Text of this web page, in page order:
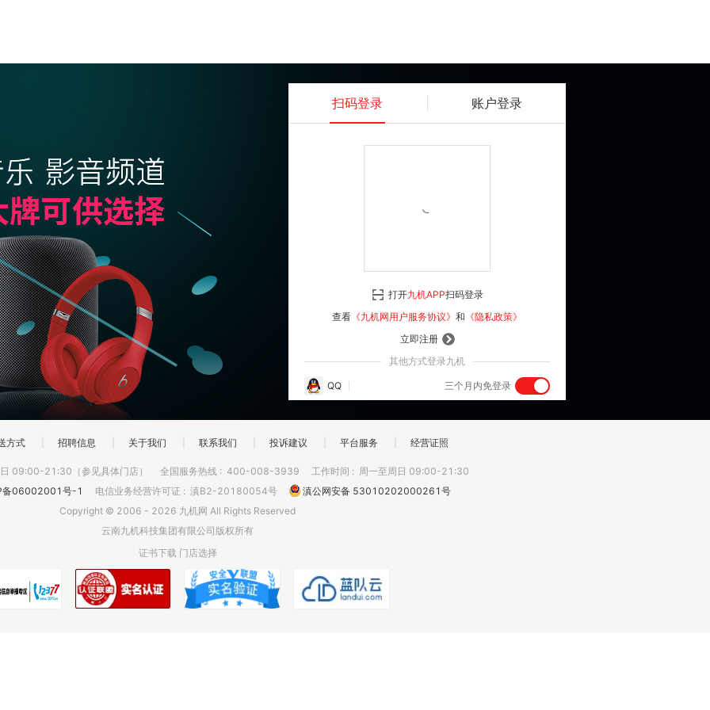
扫码登录 账户登录
登 录
立即注册
其他方式登录九机
QQ 三个月内免登录
打开九机APP扫码登录
查看 《九机网用户服务协议》 和 《隐私政策》
方式 招聘信息 关于我们 联系我们 投诉建议 平台服务 经营证照
09:00-21:30（参见具体门店） 全国服务热线 : 400-008-3939 工作时间 : 周一至周日 09:00-21:30
备06002001号-1
电信业务经营许可证 : 滇B2-20180054号
滇公网安备 53010202000261号
Copyright © 2006 - 2026 九机网 All Rights Reserved
云南九机科技集团有限公司版权所有
证书下载 门店选择